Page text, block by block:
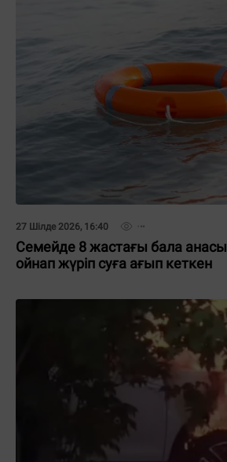
27 Шілде 2026, 16:40
Семейде 8 жастағы бала
ойнап жүріп суға ағып кеткен